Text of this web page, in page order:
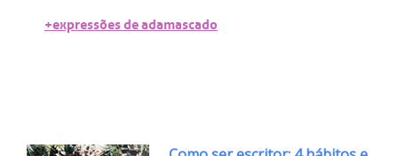
+expressões de adamascado